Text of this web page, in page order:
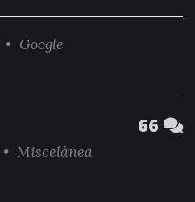
• Google
66
Miscelánea